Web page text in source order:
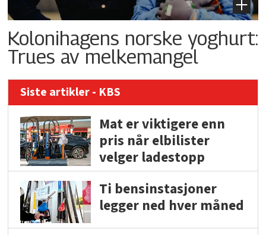
Kolonihagens norske yoghurt:
Trues av melkemangel
Siste artikler - KBS
Mat er viktigere enn
pris når elbilister
velger ladestopp
Ti bensinstasjoner
legger ned hver måned